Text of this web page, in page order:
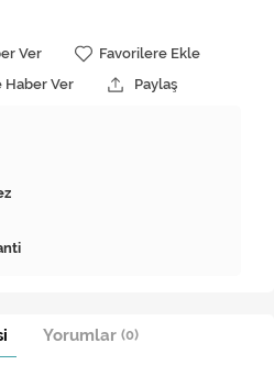
Ver
Favorilere Ekle
Haber Ver
Paylaş
Yorumlar (0)